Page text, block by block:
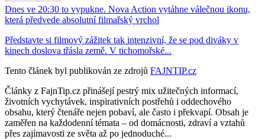
Dnes ve 20:30 to vypukne. Nova Action vytáhne válečnou ikonu,
která předvede absolutní filmařský vrchol
Představte si filmový zážitek tak intenzivní, že se pod diváky v
kinech doslova třásla země. V tichomořské...
Tento článek byl publikován ze zdrojů FAJNTIP.cz
Články z FajnTip.cz přinášejí pestrý mix užitečných informací,
životních vychytávek, inspirativních postřehů i oddechového
obsahu, který čtenáře nejen pobaví, ale často i překvapí. Obsah je
zaměřen na každodenní témata – od domácnosti, zdraví a vztahů
přes zajímavosti ze světa až po jednoduché...